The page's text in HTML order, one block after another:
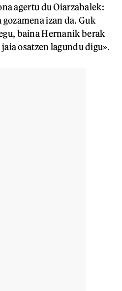
agertu du Oiarzabalek:
izan da. Guk
baina Hernanik berak
osatzen lagundu digu».